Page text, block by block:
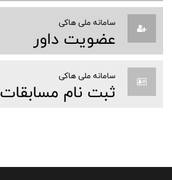
سامانه ملی هاکی
عضویت داور
سامانه ملی هاکی
ثبت نام مسابقات